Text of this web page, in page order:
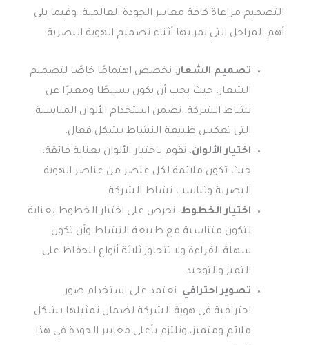
التصميم مراعاة كافة معايير الجودة العالمية. وفيما يلي
أهم المراحل التي نمر بها أثناء تصميم الهوية البصرية:
تصميم الشعار: نخصص اهتمامًا خاصًا لتصميم
الشعار، حيث يجب أن يكون بسيطًا ومعبرًا عن
نشاط الشركة. نضمن استخدام الألوان المناسبة
التي تعكس طبيعة النشاط بشكل فعال.
اختيار الألوان: نقوم باختيار الألوان بعناية فائقة،
حيث تكون ملائمة لكل عنصر من عناصر الهوية
البصرية وتناسب نشاط الشركة.
اختيار الخطوط: نحرص على اختيار الخطوط بعناية
لتكون متناسبة مع طبيعة النشاط وأن تكون
سهلة القراءة ولا تتجاوز ثلاثة أنواع للحفاظ على
التميز والتوحيد.
تصوير احترافي: نعتمد على استخدام صور
احترافية في هوية الشركة لضمان تمثيلها بشكل
ملائم ومتميز، ونلتزم بأعلى معايير الجودة في هذا